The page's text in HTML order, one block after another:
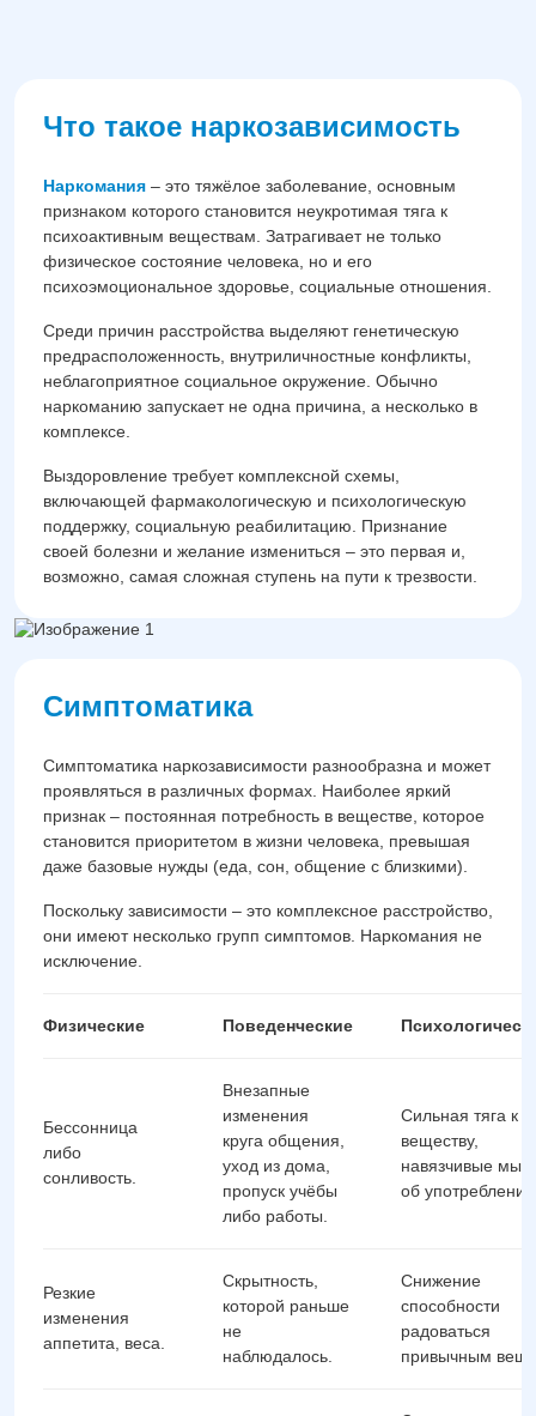
Что такое наркозависимость
Наркомания – это тяжёлое заболевание, основным
признаком которого становится неукротимая тяга к
психоактивным веществам. Затрагивает не только
физическое состояние человека, но и его
психоэмоциональное здоровье, социальные отношения.
Среди причин расстройства выделяют генетическую
предрасположенность, внутриличностные конфликты,
неблагоприятное социальное окружение. Обычно
наркоманию запускает не одна причина, а несколько в
комплексе.
Выздоровление требует комплексной схемы,
включающей фармакологическую и психологическую
поддержку, социальную реабилитацию. Признание
своей болезни и желание измениться – это первая и,
возможно, самая сложная ступень на пути к трезвости.
Симптоматика
Симптоматика наркозависимости разнообразна и может
проявляться в различных формах. Наиболее яркий
признак – постоянная потребность в веществе, которое
становится приоритетом в жизни человека, превышая
даже базовые нужды (еда, сон, общение с близкими).
Поскольку зависимости – это комплексное расстройство,
они имеют несколько групп симптомов. Наркомания не
исключение.
Физические Поведенческие
Бессонница
либо
сонливость.
Внезапные
изменения
круга общения,
уход из дома,
пропуск учёбы
либо работы.
Сильная тяга к
веществу,
навязчивые
об
Резкие
изменения
аппетита, веса.
Скрытность,
которой раньше
не
наблюдалось.
Снижение
способности
радоваться
привычным